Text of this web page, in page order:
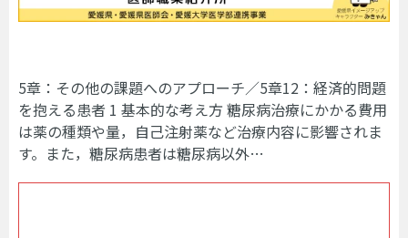
5章：その他の課題へのアプローチ／5章12：経済的問題
を抱える患者 1 基本的な考え方 糖尿病治療にかかる費用
は薬の種類や量，自己注射薬など治療内容に影響されま
す。また，糖尿病患者は糖尿病以外…